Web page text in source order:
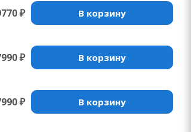
₽ В корзину
₽ В корзину
₽ В корзину